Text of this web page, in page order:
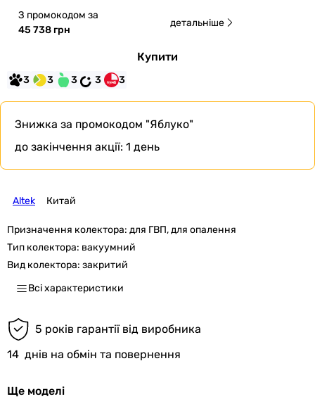
З промокодом за
45 738 грн
детальніше
Купити
3 3 3 3 3
Знижка за промокодом "Яблуко"
до закінчення акції: 1 день
Altek Китай
Призначення колектора: для ГВП, для опалення
Тип колектора: вакуумний
Вид колектора: закритий
Всі характеристики
5 років гарантії від виробника
14 днів на обмін та повернення
Ще моделі